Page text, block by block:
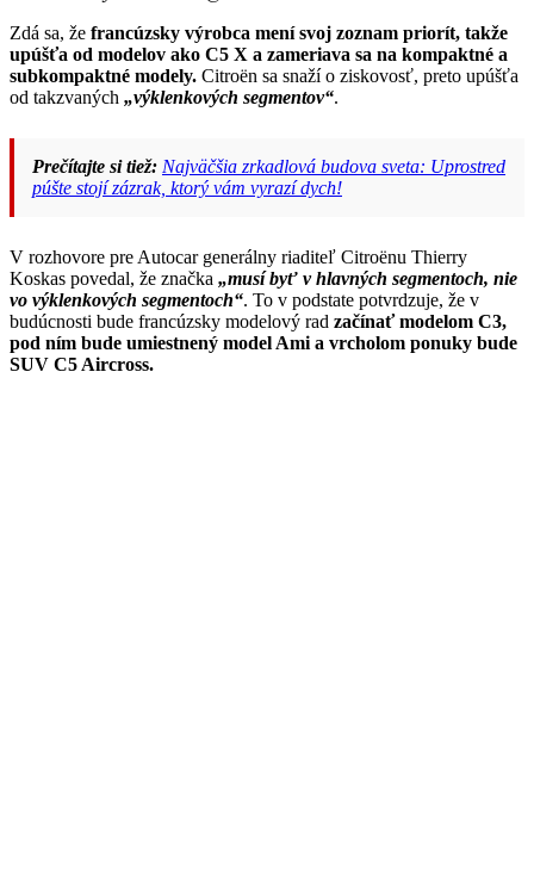
Zdá sa, že francúzsky výrobca mení svoj zoznam priorít, takže
upúšťa od modelov ako C5 X a zameriava sa na kompaktné a
subkompaktné modely. Citroën sa snaží o ziskovosť, preto upúšťa
od takzvaných „výklenkových segmentov“.
Prečítajte si tiež: Najväčšia zrkadlová budova sveta: Uprostred
púšte stojí zázrak, ktorý vám vyrazí dych!
V rozhovore pre Autocar generálny riaditeľ Citroënu Thierry
Koskas povedal, že značka „musí byť v hlavných segmentoch, nie
vo výklenkových segmentoch“. To v podstate potvrdzuje, že v
budúcnosti bude francúzsky modelový rad začínať modelom C3,
pod ním bude umiestnený model Ami a vrcholom ponuky bude
SUV C5 Aircross.